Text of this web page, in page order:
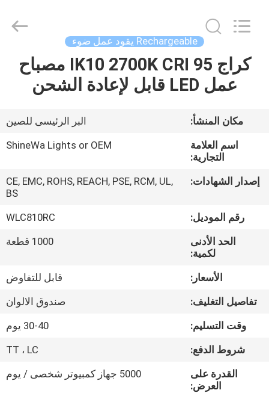
المنزل
فيديوهات
حولنا
جولة
مراقبة
الجودة
اتصل
Rights
Reserved.
Rechargeable يقود عمل ضوء
كراج IK10 2700K CRI 95 مصباح
عمل LED قابل لإعادة الشحن
مكان المنشأ:
البر الرئيسى للصين
اسم العلامة
التجارية:
ShineWa Lights or OEM
إصدار الشهادات:
CE, EMC, ROHS, REACH, PSE, RCM, UL,
BS
رقم الموديل:
WLC810RC
الحد الأدنى
لكمية:
1000 قطعة
الأسعار:
قابل للتفاوض
تفاصيل التغليف:
صندوق الالوان
وقت التسليم:
30-40 يوم
شروط الدفع:
TT ، LC
القدرة على
العرض:
5000 جهاز كمبيوتر شخصى / يوم